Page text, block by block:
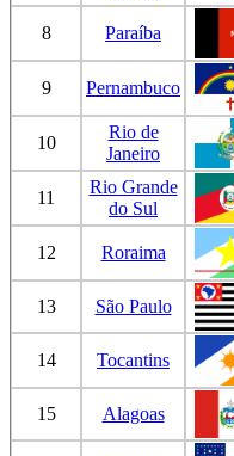
8 Paraíba
9 Pernambuco
10
Rio de
Janeiro
11
Rio Grande
do Sul
12 Roraima
13 São Paulo
14 Tocantins
15 Alagoas